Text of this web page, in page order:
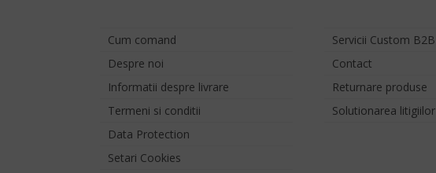
Cum comand
Despre noi
Informatii despre livrare
Termeni si conditii
Data Protection
Setari Cookies
Servicii Custom B2B
Contact
Returnare produse
Solutionarea litigiilor